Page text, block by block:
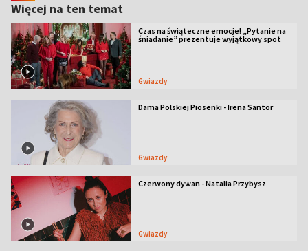
Więcej na ten temat
Czas na świąteczne emocje! „Pytanie na
śniadanie” prezentuje wyjątkowy spot
Gwiazdy
Dama Polskiej Piosenki - Irena Santor
Gwiazdy
Czerwony dywan - Natalia Przybysz
Gwiazdy